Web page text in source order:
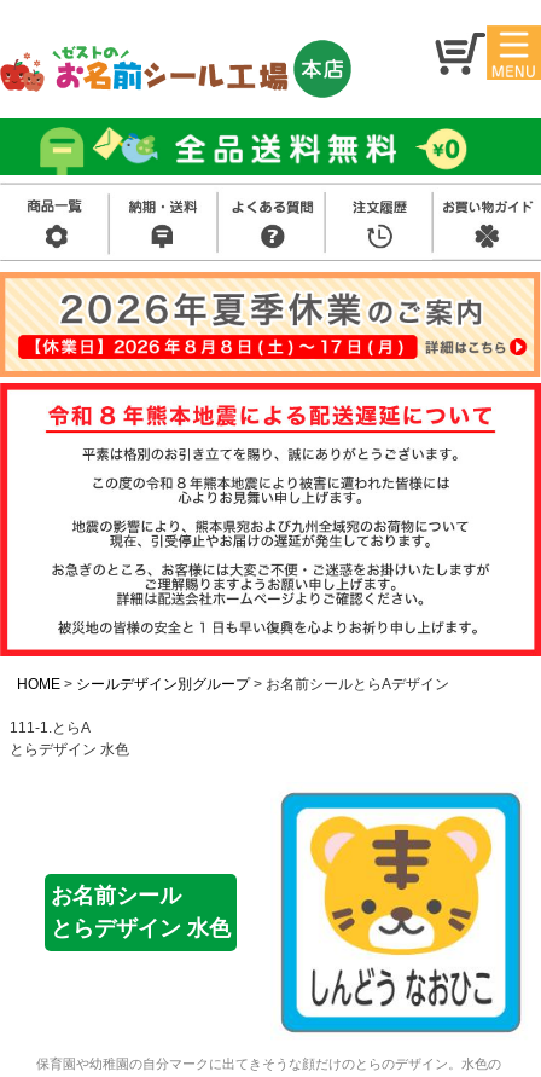
マイ
ジ
お名
前シ
ール
アイ
ロン
シー
ル
お買
い得
セッ
ト
スタ
ンプ
その
他
注文履歴
て
よくある質問
商品ガイド
会社概要
HOME シールデザイン別グループ お名前シールとらAデザイン
111-1.とらA
とらデザイン 水色
お名前シール
とらデザイン 水色
保育園や幼稚園の自分マークに出てきそうな顔だけのとらのデザイン。水色の